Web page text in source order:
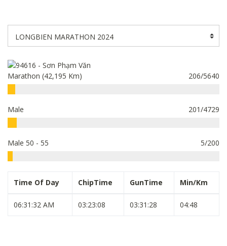
Marathon (42,195 Km) 206/5640
Male 201/4729
Male 50 - 55 5/200
Time Of Day ChipTime GunTime Min/Km
06:31:32 AM 03:23:08 03:31:28 04:48